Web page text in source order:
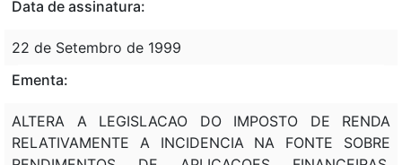
Data de assinatura:
22 de Setembro de 1999
Ementa:
ALTERA A LEGISLACAO DO IMPOSTO DE RENDA
RELATIVAMENTE A INCIDENCIA NA FONTE SOBRE